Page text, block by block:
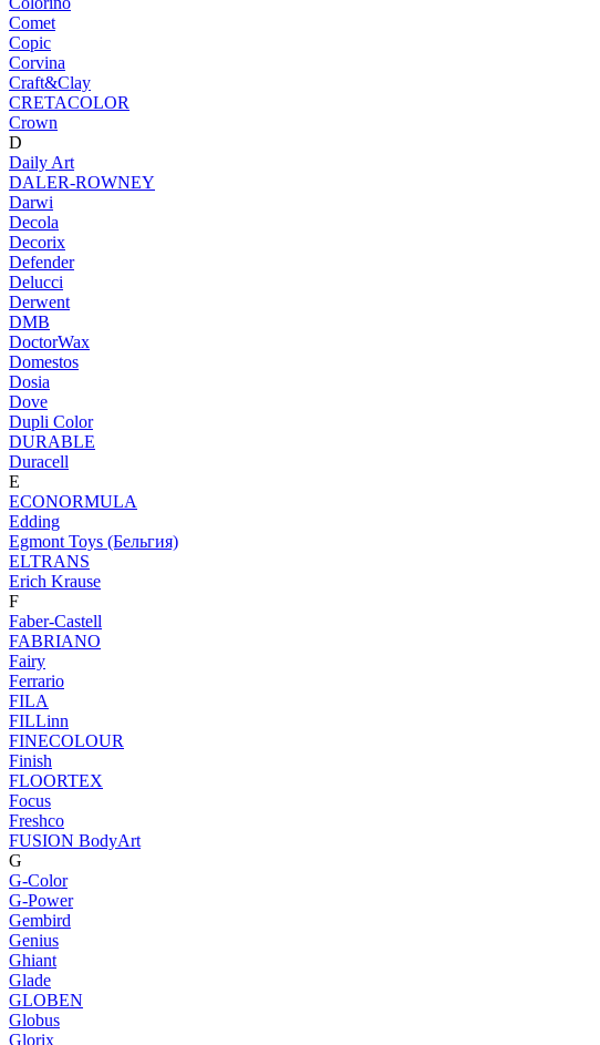
Comet
Copic
Corvina
Craft&Clay
CRETACOLOR
Crown
D
Daily Art
DALER-ROWNEY
Darwi
Decola
Decorix
Defender
Delucci
Derwent
DMB
DoctorWax
Domestos
Dosia
Dove
Dupli Color
DURABLE
Duracell
E
ECONORMULA
Edding
Egmont Toys (Бельгия)
ELTRANS
Erich Krause
F
Faber-Castell
FABRIANO
Fairy
Ferrario
FILA
FILLinn
FINECOLOUR
Finish
FLOORTEX
Focus
Freshco
FUSION BodyArt
G
G-Color
G-Power
Gembird
Genius
Ghiant
Glade
GLOBEN
Globus
Glorix